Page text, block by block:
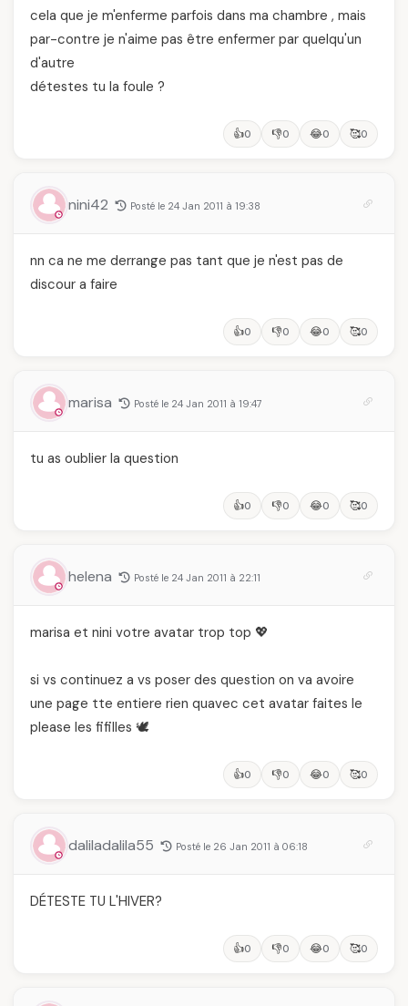
cela que je m'enferme parfois dans ma chambre , mais
par-contre je n'aime pas être enfermer par quelqu'un
d'autre
détestes tu la foule ?
👍0 👎0 😂0 🥰0
nini42 Posté le 24 Jan 2011 à 19:38
nn ca ne me derrange pas tant que je n'est pas de
discour a faire
👍0 👎0 😂0 🥰0
marisa Posté le 24 Jan 2011 à 19:47
tu as oublier la question
👍0 👎0 😂0 🥰0
helena Posté le 24 Jan 2011 à 22:11
marisa et nini votre avatar trop top 💖
si vs continuez a vs poser des question on va avoire
une page tte entiere rien quavec cet avatar faites le
please les fifilles 🕊️
👍0 👎0 😂0 🥰0
daliladalila55 Posté le 26 Jan 2011 à 06:18
DÉTESTE TU L'HIVER?
👍0 👎0 😂0 🥰0